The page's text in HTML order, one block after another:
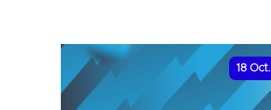
18 Oct.